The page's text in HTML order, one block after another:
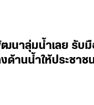
ฒนาลุ่มน้ำเลย รับ
านน้ำให้ประชาช